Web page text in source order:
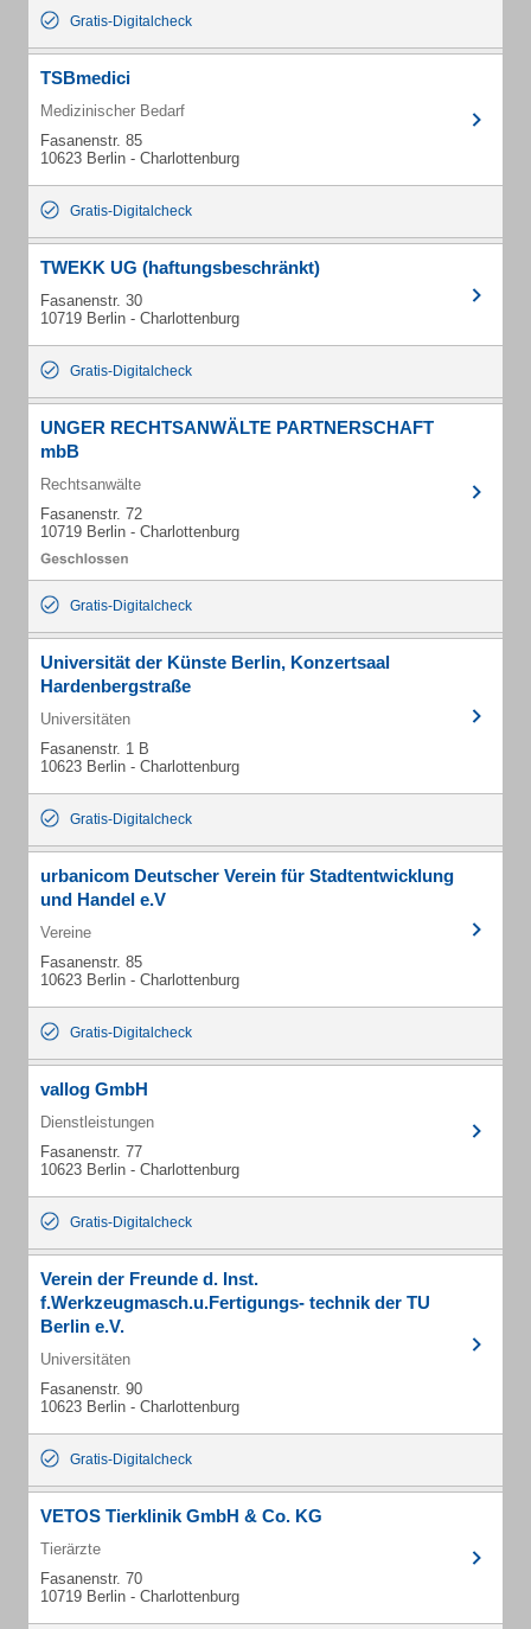
Gratis-Digitalcheck
TSBmedici
Medizinischer Bedarf
Fasanenstr. 85
10623 Berlin - Charlottenburg
Gratis-Digitalcheck
TWEKK UG (haftungsbeschränkt)
Fasanenstr. 30
10719 Berlin - Charlottenburg
Gratis-Digitalcheck
UNGER RECHTSANWÄLTE PARTNERSCHAFT
mbB
Rechtsanwälte
Fasanenstr. 72
10719 Berlin - Charlottenburg
Gratis-Digitalcheck
Universität der Künste Berlin, Konzertsaal
Hardenbergstraße
Universitäten
Fasanenstr. 1 B
10623 Berlin - Charlottenburg
Gratis-Digitalcheck
urbanicom Deutscher Verein für Stadtentwicklung
und Handel e.V
Vereine
Fasanenstr. 85
10623 Berlin - Charlottenburg
Gratis-Digitalcheck
vallog GmbH
Dienstleistungen
Fasanenstr. 77
10623 Berlin - Charlottenburg
Gratis-Digitalcheck
Verein der Freunde d. Inst.
f.Werkzeugmasch.u.Fertigungs- technik der TU
Berlin e.V.
Universitäten
Fasanenstr. 90
10623 Berlin - Charlottenburg
Gratis-Digitalcheck
VETOS Tierklinik GmbH & Co. KG
Tierärzte
Fasanenstr. 70
10719 Berlin - Charlottenburg